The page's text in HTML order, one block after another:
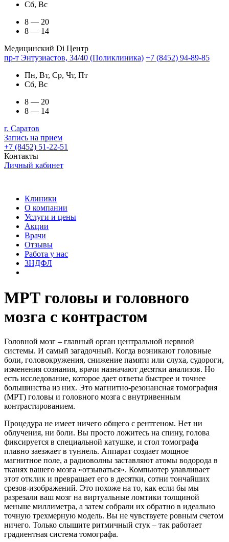
Сб, Вс
8 — 20
8 — 14
Медицинский Di Центр
пр-т Энтузиастов, 34/40 (Поликлиника) +7 (8452) 94-89-85
Пн, Вт, Ср, Чт, Пт
Сб, Вс
8 — 20
8 — 14
г. Саратов
Запись на прием
+7 (8452) 51-22-51
Контакты
Личный кабинет
Клиники
О компании
Услуги и цены
Акции
Врачи
Отзывы
Работа у нас
3НДФЛ
МРТ головы и головного
мозга с контрастом
Головной мозг – главный орган центральной нервной
системы. И самый загадочный. Когда возникают головные
боли, головокружения, снижение памяти или слуха, судороги,
изменения сознания, врачи назначают десятки анализов. Но
есть исследование, которое дает ответы быстрее и точнее
большинства из них. Это магнитно-резонансная томография
(МРТ) головы и головного мозга с внутривенным
контрастированием.
Процедура не имеет ничего общего с рентгеном. Нет ни
облучения, ни боли. Вы просто ложитесь на спину, голова
фиксируется в специальной катушке, и стол томографа
плавно заезжает в туннель. Аппарат создает мощное
магнитное поле, а радиоволны заставляют атомы водорода в
тканях вашего мозга «отзываться». Компьютер улавливает
этот отклик и превращает его в десятки, сотни тончайших
срезов-изображений. Это похоже на то, как если бы мы
разрезали ваш мозг на виртуальные ломтики толщиной
меньше миллиметра, а затем собрали их обратно в идеально
точную трехмерную модель. Вы не чувствуете ровным счетом
ничего. Только слышите ритмичный стук – так работает
градиентная система томографа.